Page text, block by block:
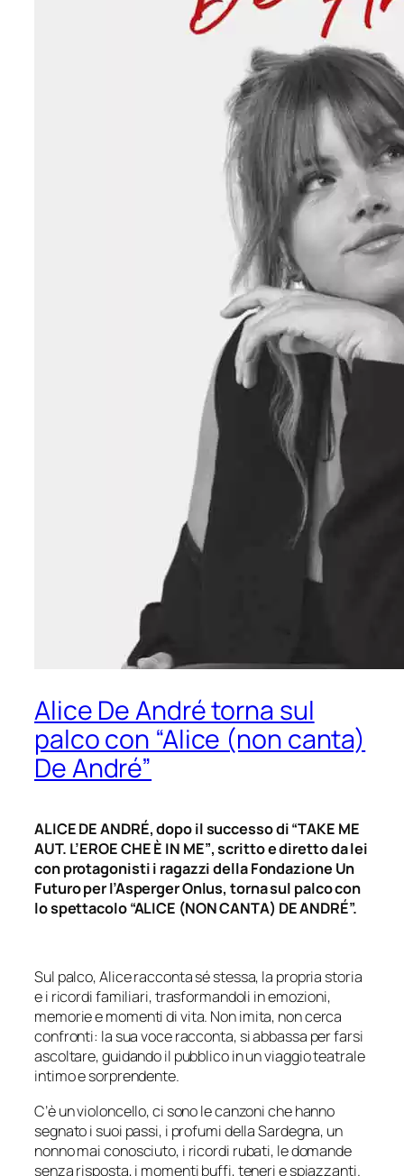
Alice De André torna sul
palco con “Alice (non canta)
De André”
ALICE DE ANDRÉ, dopo il successo di “TAKE ME
AUT. L’EROE CHE È IN ME”, scritto e diretto da lei
con protagonisti i ragazzi della Fondazione Un
Futuro per l’Asperger Onlus, torna sul palco con
lo spettacolo“ALICE (NON CANTA) DE ANDRÉ”.
Sul palco, Alice racconta sé stessa, la propria storia
e i ricordi familiari, trasformandoli in emozioni,
memorie e momenti di vita. Non imita, non cerca
confronti: la sua voce racconta, si abbassa per farsi
ascoltare, guidando il pubblico in un viaggio teatrale
intimo e sorprendente.
C’è un violoncello, ci sono le canzoni che hanno
segnato i suoi passi, i profumi della Sardegna, un
nonno mai conosciuto, i ricordi rubati, le domande
senza risposta, i momenti buffi, teneri e spiazzanti.